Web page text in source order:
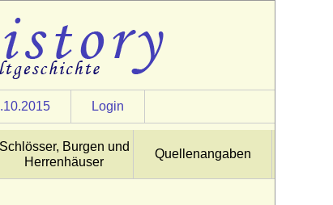
Login
Schlösser, Burgen und
Herrenhäuser
Quellenangaben